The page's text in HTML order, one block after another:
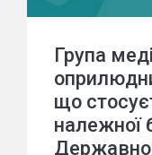
Група
що
належної